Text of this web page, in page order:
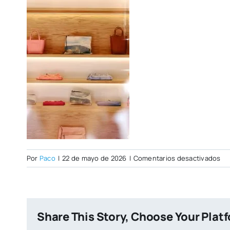
Por Paco | 22 de mayo de 2026 | Comentarios desactivadosen
Share This Story, Choose Your